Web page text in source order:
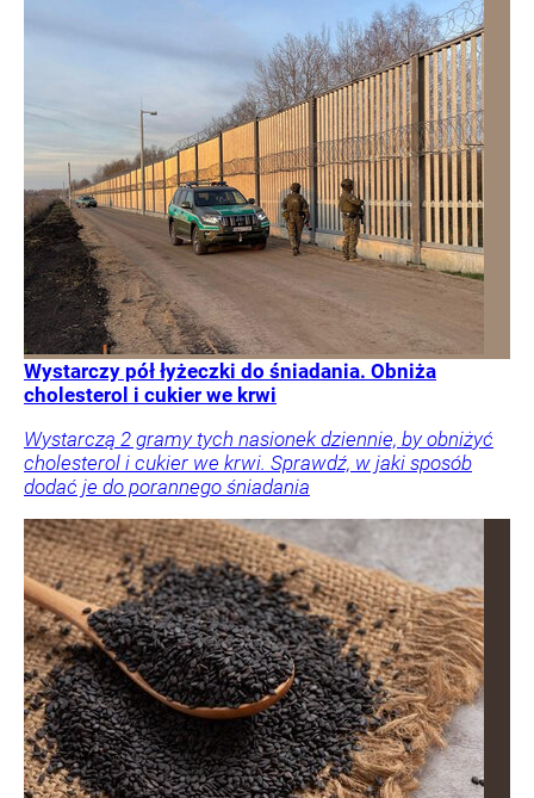
Wystarczy pół łyżeczki do śniadania. Obniża
cholesterol i cukier we krwi
Wystarczą 2 gramy tych nasionek dziennie, by obniżyć
cholesterol i cukier we krwi. Sprawdź, w jaki sposób
dodać je do porannego śniadania